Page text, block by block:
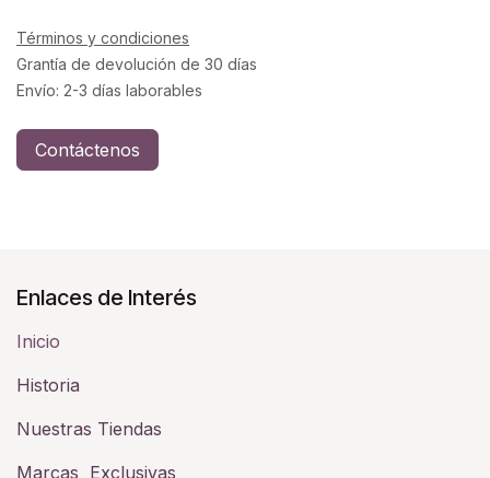
Términos y condiciones
Grantía de devolución de 30 días
Envío: 2-3 días laborables
Contáctenos
Enlaces de Interés
Inicio
Historia​
Nuestras Tiendas
Marcas Exclusivas